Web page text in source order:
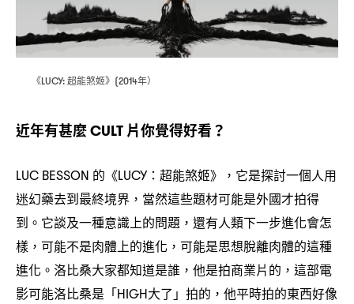
《LUCY:超能煞姬》 (2014年）
近年有甚麼CULT片你覺得好看？
LUC BESSON 的《LUCY： 超能煞姬》 ， 它是探討一個人用
迷幻藥去到最終境界 ， 當然這些題材可能是外國才拍得
到。它談及一種意識上的問題 ， 還有人類下一步進化會怎
樣 ， 可能不是肉體上的進化 ， 可能是思想脫離肉體的這種
進化。洛比桑大家都知道是誰 ， 他是拍商業片的 ， 這部電
影可能洛比桑是「HIGH大了」拍的 ， 他平時拍的東西好像